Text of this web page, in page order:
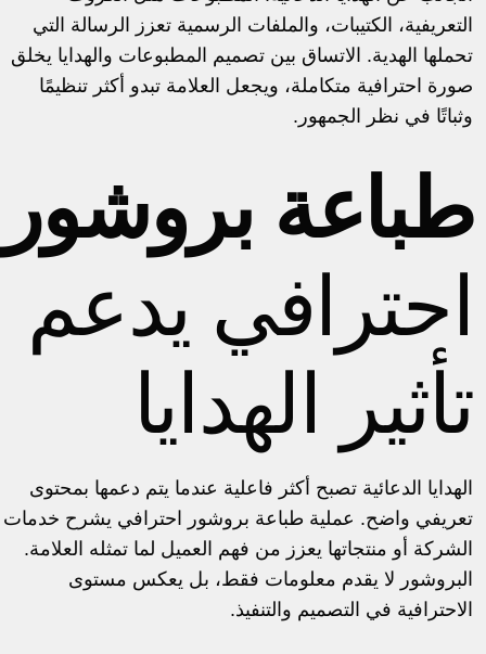
التعريفية، الكتيبات، والملفات الرسمية تعزز الرسالة التي
تحملها الهدية. الاتساق بين تصميم المطبوعات والهدايا يخلق
صورة احترافية متكاملة، ويجعل العلامة تبدو أكثر تنظيمًا
وثباتًا في نظر الجمهور.
طباعة بروشور
احترافي يدعم
تأثير الهدايا
الهدايا الدعائية تصبح أكثر فاعلية عندما يتم دعمها بمحتوى
تعريفي واضح. عملية طباعة بروشور احترافي يشرح خدمات
الشركة أو منتجاتها يعزز من فهم العميل لما تمثله العلامة.
البروشور لا يقدم معلومات فقط، بل يعكس مستوى
الاحترافية في التصميم والتنفيذ.